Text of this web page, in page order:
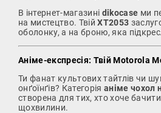
В інтернет-магазині dikocase ми
на мистецтво. ТвійXT2053
оболонку, а на броню, яка
Аніме-експресія: Твій Motorola
Ти фанат культових тайтлів чи
онґоїнґів? Категорія аніме чохол
створена для тих, хто хоче бачити
щохвилини.